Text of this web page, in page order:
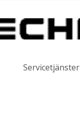
Servicetjänster